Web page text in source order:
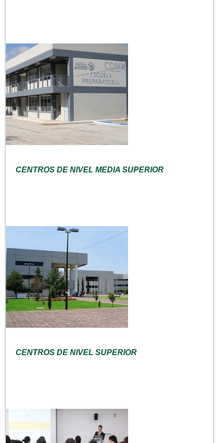
CENTROS DE NIVEL MEDIA SUPERIOR
CENTROS DE NIVEL SUPERIOR